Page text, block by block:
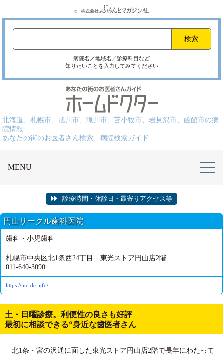
病院名／地域名／診療科目など
知りたいことを入力してみてください
北海道、札幌市、旭川市、滝川市、苫小牧市、岩見沢市、函館市の病
院情報
あなたの街のお医者さん検索、病院検索ガイド
MENU
診療時間・休診日・最寄りアクセス等
円山サークル歯科医院
歯科・小児歯科
札幌市中央区北1条西24丁目 東光ストア円山店2階
011-640-3090
https://mc-dc.info/
土・日曜診療。利便性の良さも好評
最初に相談できる“身近な歯医者さん
北1条・宮の沢通に面した東光ストア円山店2階で長年にわたって